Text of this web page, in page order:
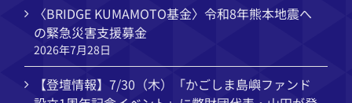
〈BRIDGE KUMAMOTO基金〉令和8年熊本地震へ
の緊急災害支援募金
2026年7月28日
【登壇情報】7/30（木）「かごしま島嶼ファンド